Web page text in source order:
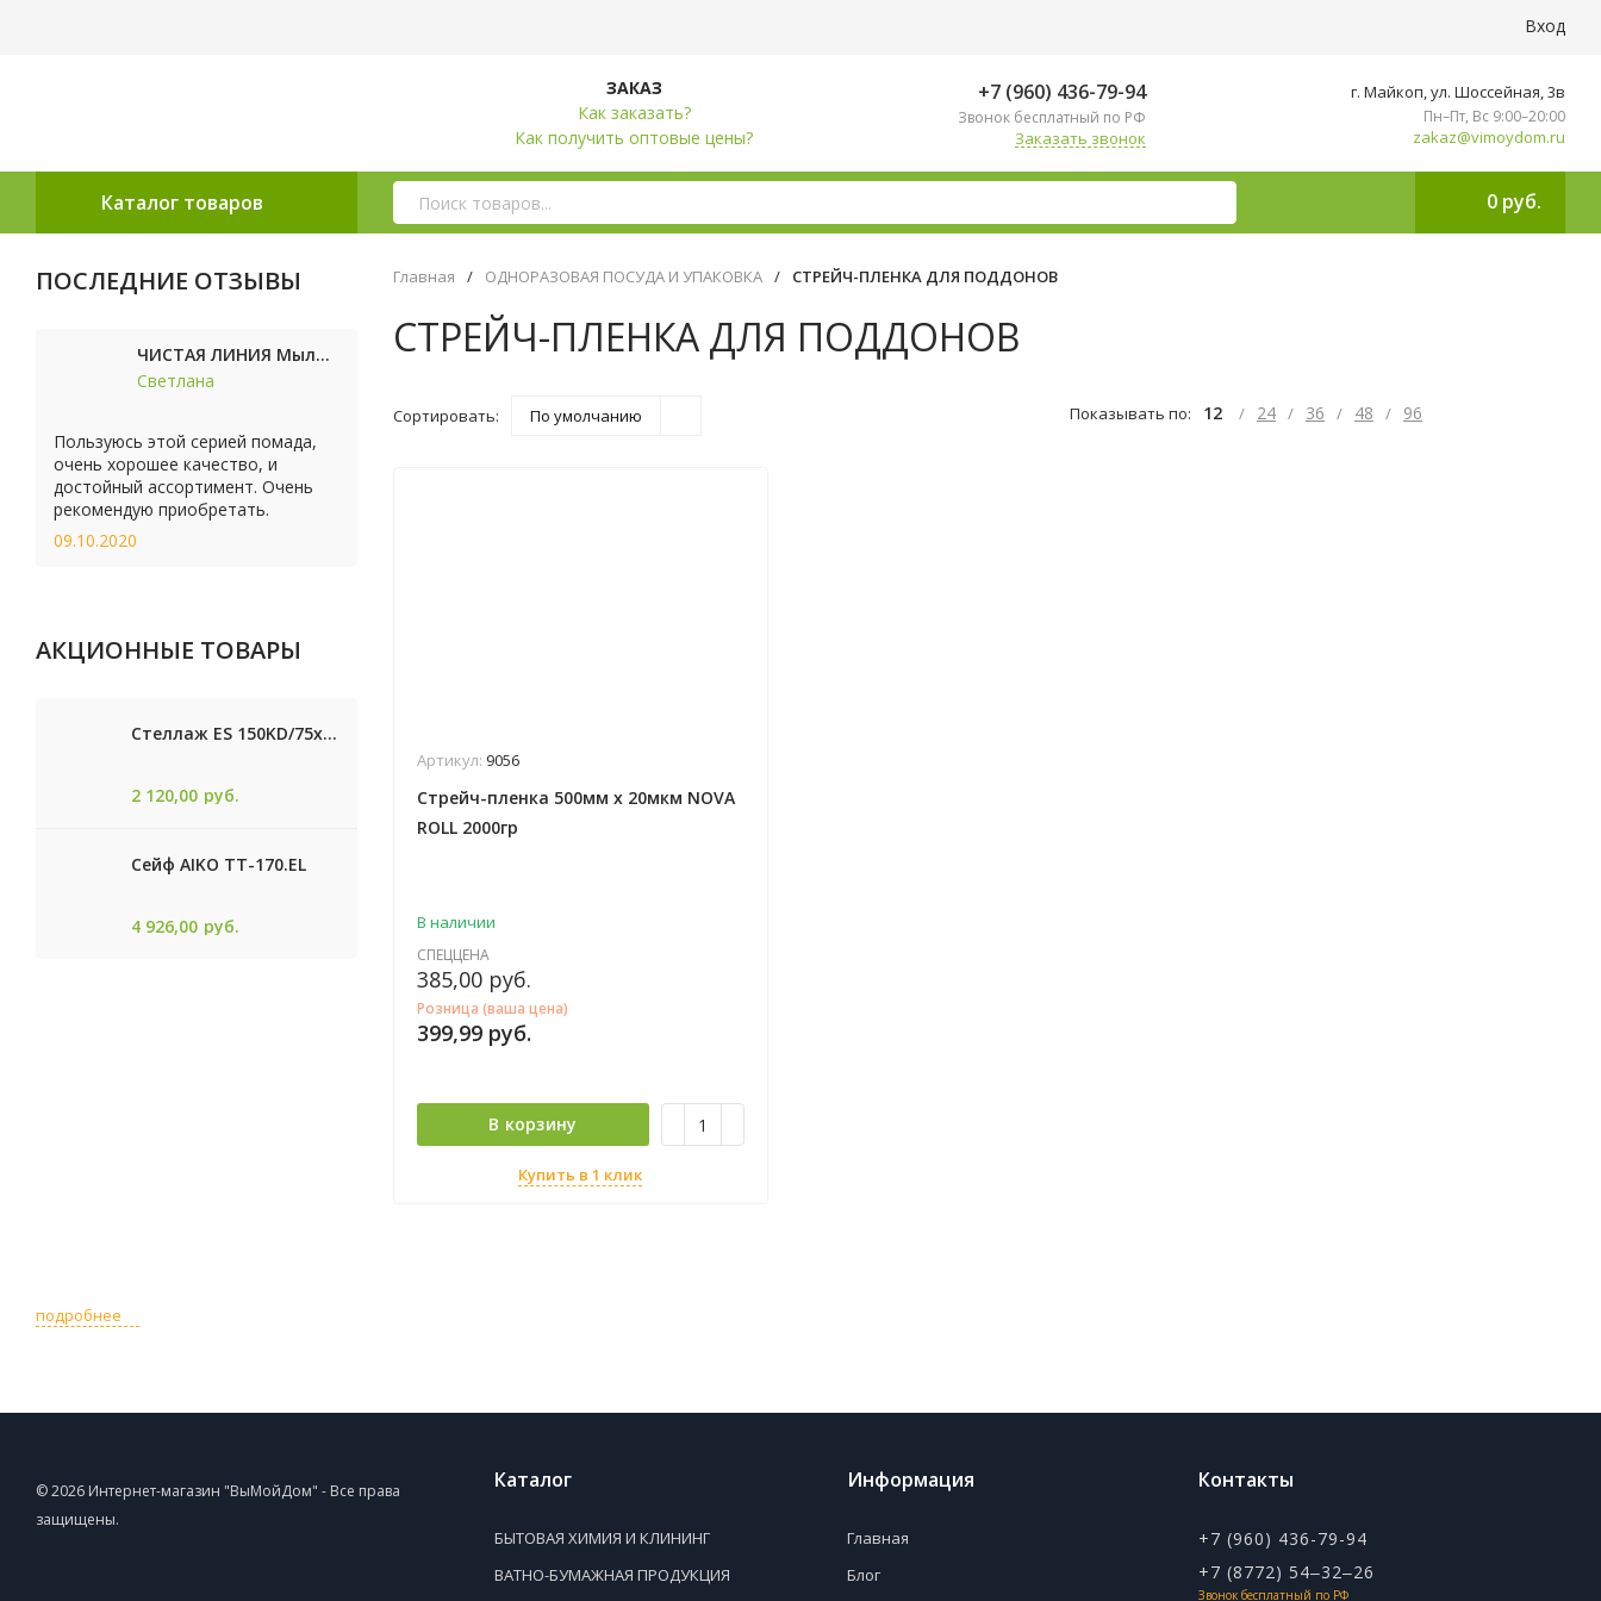
Вход
ЗАКАЗ
Как заказать?
Как получить оптовые цены?
+7 (960) 436-79-94
Звонок бесплатный по РФ
Заказать звонок
г. Майкоп, ул. ​Шоссейная, 3в
Пн–Пт, Вс 9:00–20:00
zakaz@vimoydom.ru
Каталог товаров 0 руб.
ПОСЛЕДНИЕ ОТЗЫВЫ
ЧИСТАЯ ЛИНИЯ Мыло косметическое Персик 90г
Светлана
Пользуюсь этой серией помада,
очень хорошее качество, и
достойный ассортимент. Очень
рекомендую приобретать.
09.10.2020
АКЦИОННЫЕ ТОВАРЫ
Стеллаж ES 150KD/75x30/4 оцинк
2 120,00 руб.
Сейф AIKO TТ-170.EL
4 926,00 руб.
Главная / ОДНОРАЗОВАЯ ПОСУДА И УПАКОВКА / СТРЕЙЧ-ПЛЕНКА ДЛЯ ПОДДОНОВ
СТРЕЙЧ-ПЛЕНКА ДЛЯ ПОДДОНОВ
Сортировать: По умолчанию Показывать по: 12 / 24 / 36 / 48 / 96
Артикул: 9056
Стрейч-пленка 500мм х 20мкм NOVA
ROLL 2000гр
В наличии
СПЕЦЦЕНА
385,00 руб.
Розница (ваша цена)
399,99 руб.
В корзину
Купить в 1 клик
подробнее
© 2026 Интернет-магазин "ВыМойДом" - Все права
защищены.
Каталог
БЫТОВАЯ ХИМИЯ И КЛИНИНГ
ВАТНО-БУМАЖНАЯ ПРОДУКЦИЯ
Информация
Главная
Блог
Контакты
+7 (960) 436-79-94
+7 (8772) 54‒32‒26
Звонок бесплатный по РФ